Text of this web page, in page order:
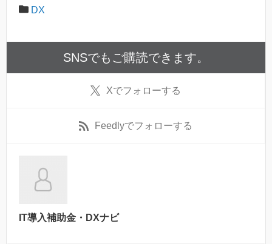
DX
SNSでもご購読できます。
Xでフォローする
Feedlyでフォローする
IT導入補助金・DXナビ